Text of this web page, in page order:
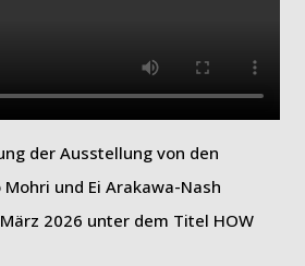
der Ausstellung von den
und Ei Arakawa-Nash
2026 unter dem Titel HOW